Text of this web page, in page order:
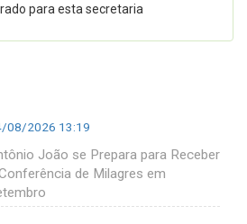
para esta secretaria
08/2026 13:19
João se Prepara para Receber
de Milagres em